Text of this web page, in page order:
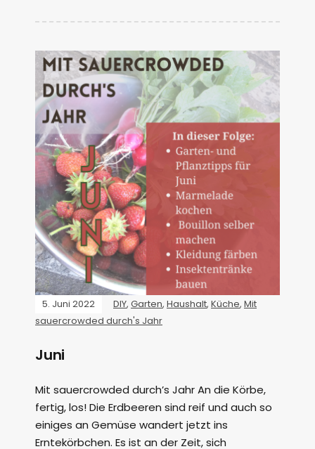
5. Juni 2022 DIY, Garten, Haushalt, Küche, Mit
sauercrowded durch's Jahr
Juni
Mit sauercrowded durch’s Jahr An die Körbe,
fertig, los! Die Erdbeeren sind reif und auch so
einiges an Gemüse wandert jetzt ins
Erntekörbchen. Es ist an der Zeit, sich